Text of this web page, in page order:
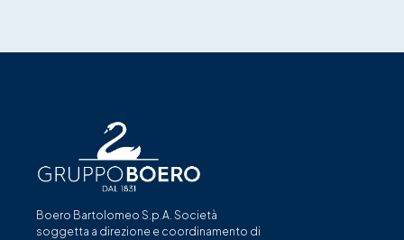
Boero Bartolomeo S.p.A. Società
soggetta a direzione e coordinamento di